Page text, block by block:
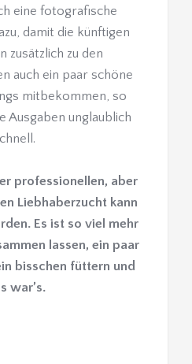
eine fotografische
damit die künftigen
zusätzlich zu den
auch ein paar schöne
mitbekommen, so
Ausgaben unglaublich
professionellen, aber
Liebhaberzucht kann
Es ist so viel mehr
lassen, ein paar
bisschen füttern und
war’s.